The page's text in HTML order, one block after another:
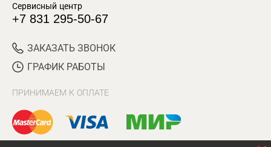
Сервисный центр
+7 831 295-50-67
ЗАКАЗАТЬ ЗВОНОК
ГРАФИК РАБОТЫ
ПРИНИМАЕМ К ОПЛАТЕ